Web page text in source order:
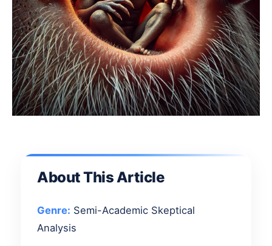
About This Article
Genre: Semi-Academic Skeptical
Analysis